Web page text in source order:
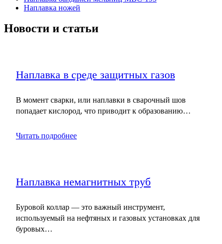
Наплавка ножей
Новости и статьи
Наплавка в среде защитных газов
В момент сварки, или наплавки в сварочный шов
попадает кислород, что приводит к образованию…
Читать подробнее
Наплавка немагнитных труб
Буровой коллар — это важный инструмент,
используемый на нефтяных и газовых установках для
буровых…